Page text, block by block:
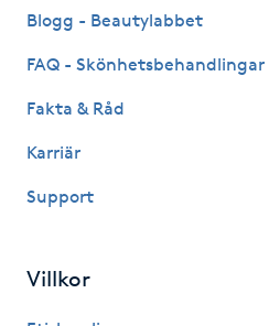
Hårvård
Hälsprickor
Blogg - Beautylabbet
FAQ - Skönhetsbehandlingar
Fakta & Råd
Karriär
Support
Villkor